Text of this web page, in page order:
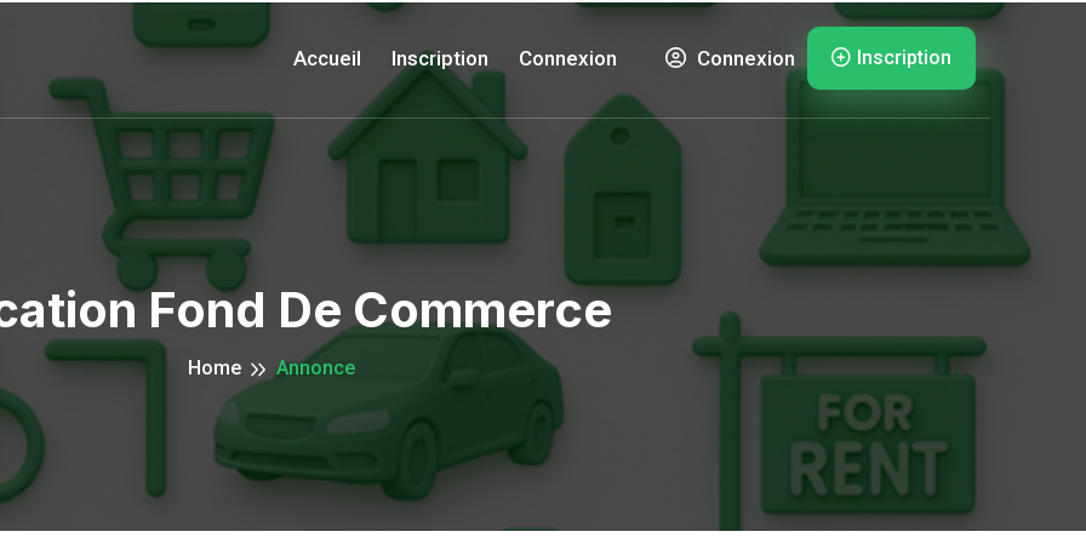
Accueil Inscription Connexion Connexion Inscription
Fond De Commerce
Home Annonce